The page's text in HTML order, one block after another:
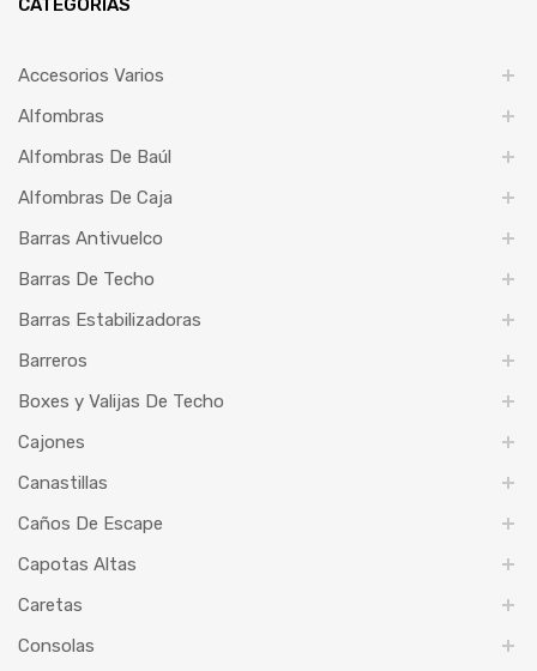
CATEGORÍAS
Accesorios Varios
Alfombras
Alfombras De Baúl
Alfombras De Caja
Barras Antivuelco
Barras De Techo
Barras Estabilizadoras
Barreros
Boxes y Valijas De Techo
Cajones
Canastillas
Caños De Escape
Capotas Altas
Caretas
Consolas